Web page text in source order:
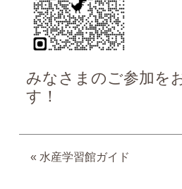
みなさまのご参加を
す！
« 水産学習館ガイド